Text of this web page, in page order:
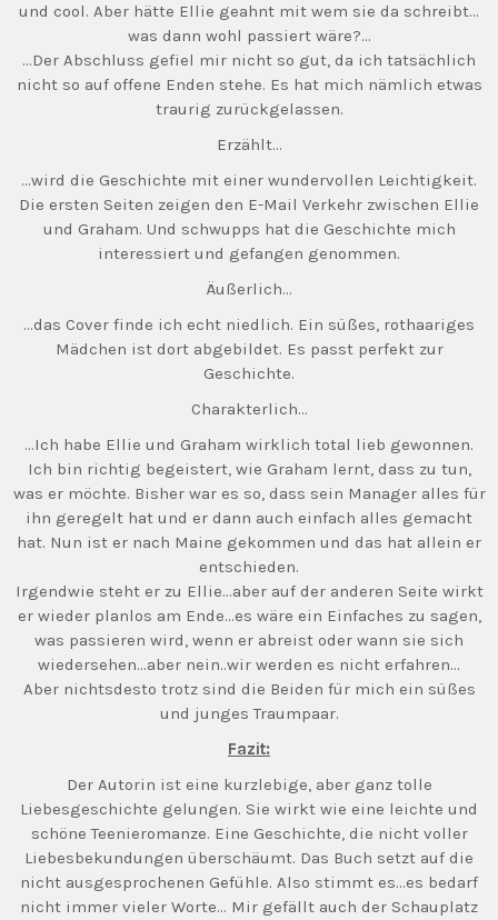
und cool. Aber hätte Ellie geahnt mit wem sie da schreibt…
was dann wohl passiert wäre?…
…Der Abschluss gefiel mir nicht so gut, da ich tatsächlich
nicht so auf offene Enden stehe. Es hat mich nämlich etwas
traurig zurückgelassen.
Erzählt…
…wird die Geschichte mit einer wundervollen Leichtigkeit.
Die ersten Seiten zeigen den E-Mail Verkehr zwischen Ellie
und Graham. Und schwupps hat die Geschichte mich
interessiert und gefangen genommen.
Äußerlich…
…das Cover finde ich echt niedlich. Ein süßes, rothaariges
Mädchen ist dort abgebildet. Es passt perfekt zur
Geschichte.
Charakterlich…
…Ich habe Ellie und Graham wirklich total lieb gewonnen.
Ich bin richtig begeistert, wie Graham lernt, dass zu tun,
was er möchte. Bisher war es so, dass sein Manager alles für
ihn geregelt hat und er dann auch einfach alles gemacht
hat. Nun ist er nach Maine gekommen und das hat allein er
entschieden.
Irgendwie steht er zu Ellie…aber auf der anderen Seite wirkt
er wieder planlos am Ende…es wäre ein Einfaches zu sagen,
was passieren wird, wenn er abreist oder wann sie sich
wiedersehen…aber nein..wir werden es nicht erfahren…
Aber nichtsdesto trotz sind die Beiden für mich ein süßes
und junges Traumpaar.
Fazit:
Der Autorin ist eine kurzlebige, aber ganz tolle
Liebesgeschichte gelungen. Sie wirkt wie eine leichte und
schöne Teenieromanze. Eine Geschichte, die nicht voller
Liebesbekundungen überschäumt. Das Buch setzt auf die
nicht ausgesprochenen Gefühle. Also stimmt es…es bedarf
nicht immer vieler Worte… Mir gefällt auch der Schauplatz